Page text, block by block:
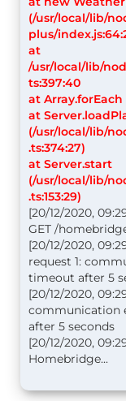
(/usr/local/lib/
plus/
at
/usr/local/lib/
ts:397:40
at
at
(/usr/local/lib/
.ts:374:27)
at Server.start
(/usr/local/lib/
.ts:153:29)
[20/12/2020,
GET /
[20/12/2020,
request 1:
timeout after 5
[20/12/2020,
communication
after 5 seconds
[20/12/2020,
Homebridge...